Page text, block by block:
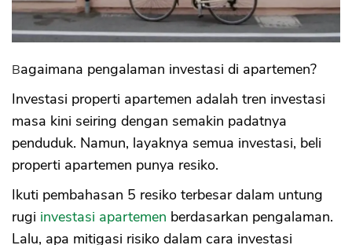
Bagaimana pengalaman investasi di apartemen?
Investasi properti apartemen adalah tren investasi
masa kini seiring dengan semakin padatnya
penduduk. Namun, layaknya semua investasi, beli
properti apartemen punya resiko.
Ikuti pembahasan 5 resiko terbesar dalam untung
rugi investasi apartemen berdasarkan pengalaman.
Lalu, apa mitigasi risiko dalam cara investasi